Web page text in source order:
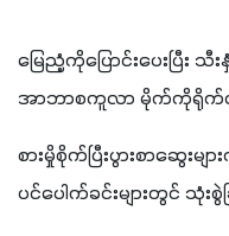
မြေညံ့ကိုပြောင်းပေးပြီး
အာဘာစကူလာ မိုက်ကိုရိုက်ဇ
စားမှိုစိုက်ပြီးပွားစာဆွေးမ
ပင်ပေါက်ခင်းများတွင် သုံးစွဲ